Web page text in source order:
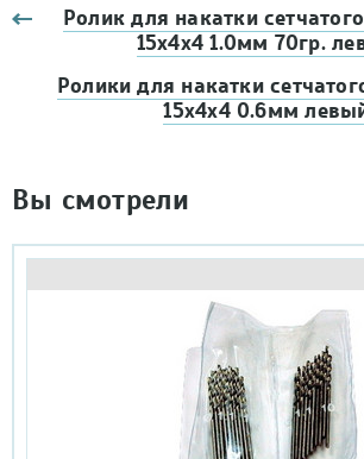
Ролик для накатки
15х4х4 1.0мм 70гр.
Ролики для накатки
15х4х4 0.6мм
Вы смотрели